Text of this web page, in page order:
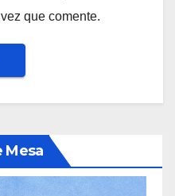
que comente.
Mesa